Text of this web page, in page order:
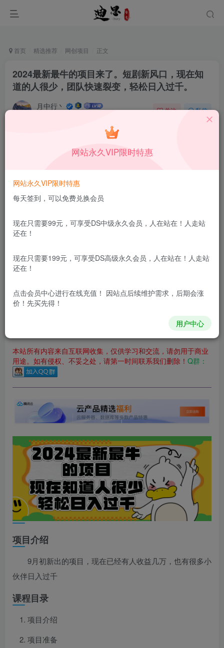
首页 精选推荐 网创项目 正文
2024最新最牛的项目来了。短剧新风口，现在知
道的人很少，团队快速裂变，轻松日入过千。
月中行丶 关注 私信
此内容为付费资源，请付费后查看
￥1.99
立即购买
更新及时
极速下载 安全绿色 网盘下载
本站内容分为：
本站所有内容来自互联网收集，仅供学习和交流，请勿用于商业
用途。如有侵权、不妥之处，请第一时间联系我们删除！ Q群：
项目介绍
9月初新出的项目，现在已经有人收益几万，也有很多小
伙伴日入过千
课程目录
项目介绍
项目准备
网站永久VIP限时特惠
网站永久VIP限时特惠
每天签到，可以免费兑换会员
现在只需要99元，可享受DS中级永久会员，人在站在！人走站
还在！
现在只需要199元，可享受DS高级永久会员，人在站在！人走站
还在！
点击会员中心进行在线充值！ 因站点后续维护需求，后期会涨
价！先买先得！
用户中心